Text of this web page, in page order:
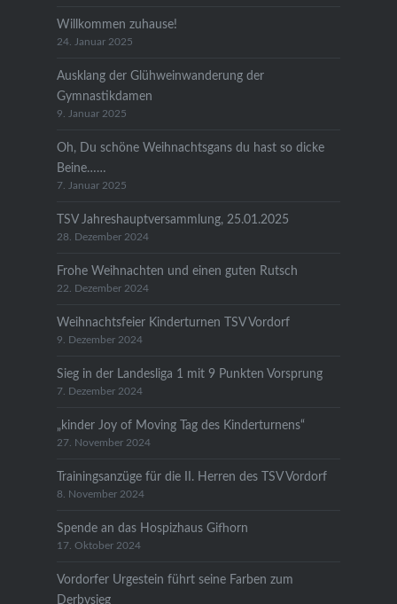
Willkommen zuhause!
24. Januar 2025
Ausklang der Glühweinwanderung der
Gymnastikdamen
9. Januar 2025
Oh, Du schöne Weihnachtsgans du hast so dicke
Beine……
7. Januar 2025
TSV Jahreshauptversammlung, 25.01.2025
28. Dezember 2024
Frohe Weihnachten und einen guten Rutsch
22. Dezember 2024
Weihnachtsfeier Kinderturnen TSV Vordorf
9. Dezember 2024
Sieg in der Landesliga 1 mit 9 Punkten Vorsprung
7. Dezember 2024
„kinder Joy of Moving Tag des Kinderturnens“
27. November 2024
Trainingsanzüge für die II. Herren des TSV Vordorf
8. November 2024
Spende an das Hospizhaus Gifhorn
17. Oktober 2024
Vordorfer Urgestein führt seine Farben zum
Derbysieg